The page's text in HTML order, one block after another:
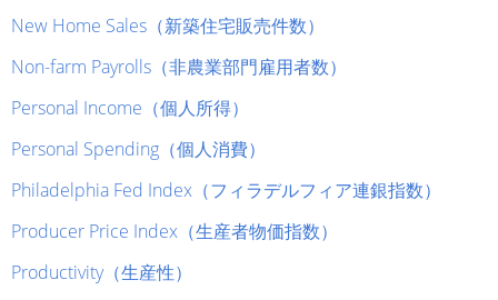
New Home Sales（新築住宅販売件数）
Non-farm Payrolls（非農業部門雇用者数）
Personal Income（個人所得）
Personal Spending（個人消費）
Philadelphia Fed Index（フィラデルフィア連銀指数）
Producer Price Index（生産者物価指数）
Productivity（生産性）